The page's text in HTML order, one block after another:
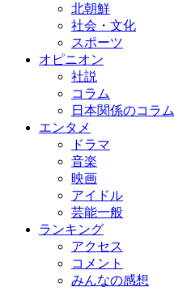
北朝鮮
社会・文化
スポーツ
オピニオン
社説
コラム
日本関係のコラム
エンタメ
ドラマ
音楽
映画
アイドル
芸能一般
ランキング
アクセス
コメント
みんなの感想